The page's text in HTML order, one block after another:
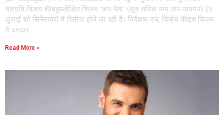
थलपति विजय की बहुप्रतीक्षित फिल्म ‘जन नेता’ (मूल तमिल नाम जन नायगन) 23
जुलाई को सिनेमाघरों में रिलीज होने जा रही है। निर्देशक एच. विनोथ की इस फिल्म
में दमदार
Read More »